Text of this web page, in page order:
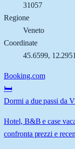
31057
Regione
Veneto
Coordinate
45.6599, 12.2951
Booking.com
🛏️
Dormi a due passi da
Hotel, B&B e case
confronta prezzi e